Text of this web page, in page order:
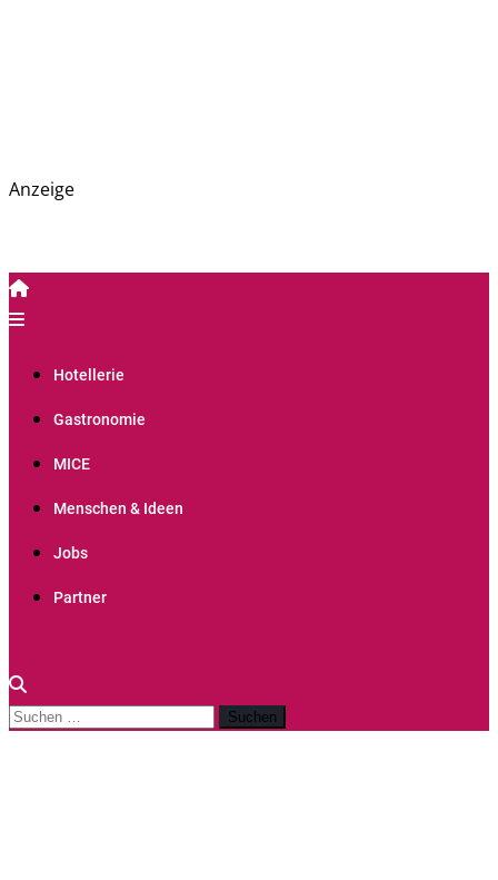
PREGAS: News- und Presseportal für die Hotellerie,
Anzeige
Hotellerie
Gastronomie
MICE
Menschen & Ideen
Jobs
Partner
Suchen